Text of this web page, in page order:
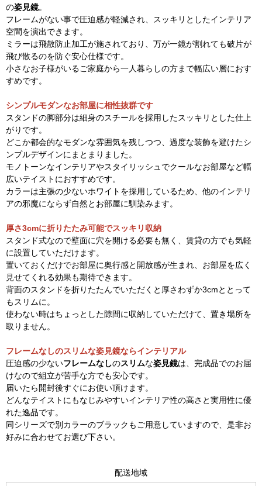
の姿見鏡。
フレームがない事で圧迫感が軽減され、スッキリとしたインテリア
空間を演出できます。
ミラーは飛散防止加工が施されており、万が一鏡が割れても破片が
飛び散るのを防ぐ安心仕様です。
小さなお子様がいるご家庭から一人暮らしの方まで幅広い層におす
すめです。
シンプルモダンなお部屋に相性抜群です
スタンドの脚部分は細身のスチールを採用したスッキリとした仕上
がりです。
どこか都会的なモダンな雰囲気を残しつつ、過度な装飾を避けたシ
ンプルデザインにまとまりました。
モノトーンなインテリアやスタイリッシュでクールなお部屋など幅
広いテイストにおすすめです。
カラーは主張の少ないホワイトを採用しているため、他のインテリ
アの邪魔にならず自然とお部屋に馴染みます。
厚さ3cmに折りたたみ可能でスッキリ収納
スタンド式なので壁面に穴を開ける必要も無く、賃貸の方でも気軽
に設置していただけます。
置いておくだけでお部屋に奥行感と開放感が生まれ、お部屋を広く
見せてくれる効果も期待できます。
背面のスタンドを折りたたんでいただくと厚さわずか3cmととって
もスリムに。
使わない時はちょっとした隙間に収納していただけて、置き場所を
取りません。
フレームなしのスリムな姿見鏡ならインテリアル
圧迫感の少ないフレームなしのスリムな姿見鏡は、完成品でのお届
けなので組立が苦手な方でも安心です。
届いたら開封後すぐにお使い頂けます。
どんなテイストにもなじみやすいインテリア性の高さと実用性に優
れた逸品です。
同シリーズで別カラーのブラックもご用意していますので、是非お
好みに合わせてお選び下さい。
配送地域